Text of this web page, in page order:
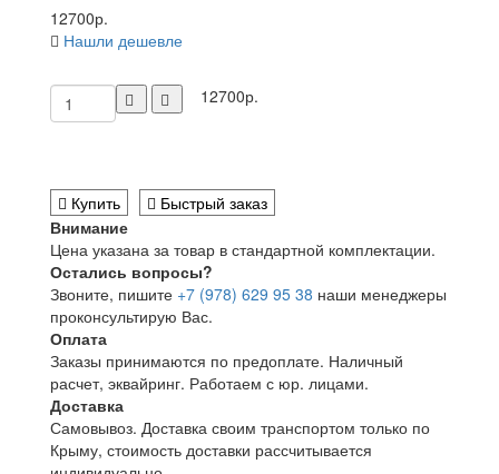
12700р.
Нашли дешевле
12700р.
Купить
Быстрый заказ
Внимание
Цена указана за товар в стандартной комплектации.
Остались вопросы?
Звоните, пишите +7 (978) 629 95 38 наши менеджеры
проконсультирую Вас.
Оплата
Заказы принимаются по предоплате. Наличный
расчет, эквайринг. Работаем с юр. лицами.
Доставка
Самовывоз. Доставка своим транспортом только по
Крыму, стоимость доставки рассчитывается